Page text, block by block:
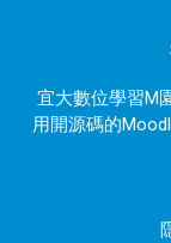
宜大數位學習M
用開源碼的